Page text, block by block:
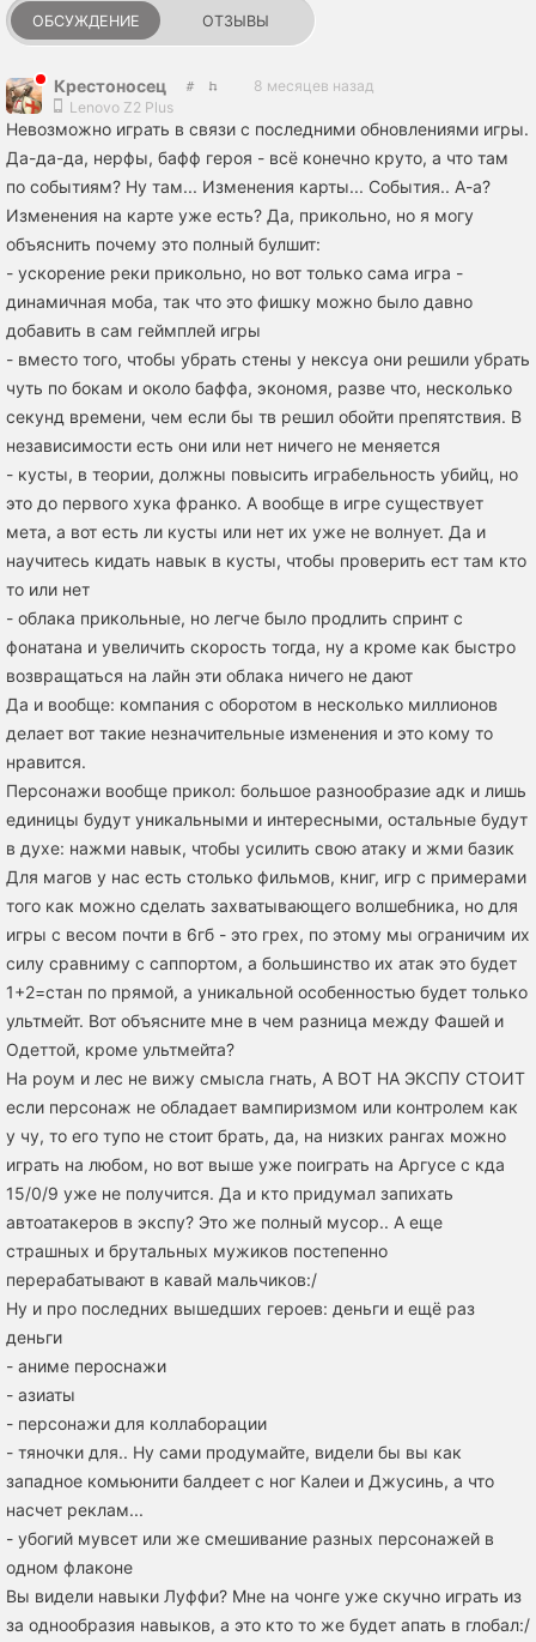
ОБСУЖДЕНИЕ ОТЗЫВЫ
Крестоносец
8 месяцев назад
Lenovo Z2 Plus
Невозможно играть в связи с последними обновлениями игры.
Да-да-да, нерфы, бафф героя - всё конечно круто, а что там
по событиям? Ну там... Изменения карты... События.. А-а?
Изменения на карте уже есть? Да, прикольно, но я могу
объяснить почему это полный булшит:
- ускорение реки прикольно, но вот только сама игра -
динамичная моба, так что это фишку можно было давно
добавить в сам геймплей игры
- вместо того, чтобы убрать стены у нексуа они решили убрать
чуть по бокам и около баффа, экономя, разве что, несколько
секунд времени, чем если бы тв решил обойти препятствия. В
независимости есть они или нет ничего не меняется
- кусты, в теории, должны повысить играбельность убийц, но
это до первого хука франко. А вообще в игре существует
мета, а вот есть ли кусты или нет их уже не волнует. Да и
научитесь кидать навык в кусты, чтобы проверить ест там кто
то или нет
- облака прикольные, но легче было продлить спринт с
фонатана и увеличить скорость тогда, ну а кроме как быстро
возвращаться на лайн эти облака ничего не дают
Да и вообще: компания с оборотом в несколько миллионов
делает вот такие незначительные изменения и это кому то
нравится.
Персонажи вообще прикол: большое разнообразие адк и лишь
единицы будут уникальными и интересными, остальные будут
в духе: нажми навык, чтобы усилить свою атаку и жми базик
Для магов у нас есть столько фильмов, книг, игр с примерами
того как можно сделать захватывающего волшебника, но для
игры с весом почти в 6гб - это грех, по этому мы ограничим их
силу сравниму с саппортом, а большинство их атак это будет
1+2=стан по прямой, а уникальной особенностью будет только
ультмейт. Вот объясните мне в чем разница между Фашей и
Одеттой, кроме ультмейта?
На роум и лес не вижу смысла гнать, А ВОТ НА ЭКСПУ СТОИТ
если персонаж не обладает вампиризмом или контролем как
у чу, то его тупо не стоит брать, да, на низких рангах можно
играть на любом, но вот выше уже поиграть на Аргусе с кда
15/0/9 уже не получится. Да и кто придумал запихать
автоатакеров в экспу? Это же полный мусор.. А еще
страшных и брутальных мужиков постепенно
перерабатывают в кавай мальчиков:/
Ну и про последних вышедших героев: деньги и ещё раз
деньги
- аниме пероснажи
- азиаты
- персонажи для коллаборации
- тяночки для.. Ну сами продумайте, видели бы вы как
западное комьюнити балдеет с ног Калеи и Джусинь, а что
насчет реклам...
- убогий мувсет или же смешивание разных персонажей в
одном флаконе
Вы видели навыки Луффи? Мне на чонге уже скучно играть из
за однообразия навыков, а это кто то же будет апать в глобал:/